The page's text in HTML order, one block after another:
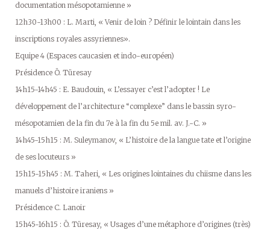
documentation mésopotamienne »
12h30-13h00 : L. Marti, « Venir de loin ? Définir le lointain dans les
inscriptions royales assyriennes».
Equipe 4 (Espaces caucasien et indo-européen)
Présidence Ö. Türesay
14h15-14h45 : E. Baudouin, « L’essayer c’est l’adopter ! Le
développement de l’architecture “complexe” dans le bassin syro-
mésopotamien de la fin du 7e à la fin du 5e mil. av. J.-C. »
14h45-15h15 : M. Suleymanov, « L’histoire de la langue tate et l’origine
de ses locuteurs »
15h15-15h45 : M. Taheri, « Les origines lointaines du chiisme dans les
manuels d’histoire iraniens »
Présidence C. Lanoir
15h45-16h15 : Ö. Türesay, « Usages d’une métaphore d’origines (très)